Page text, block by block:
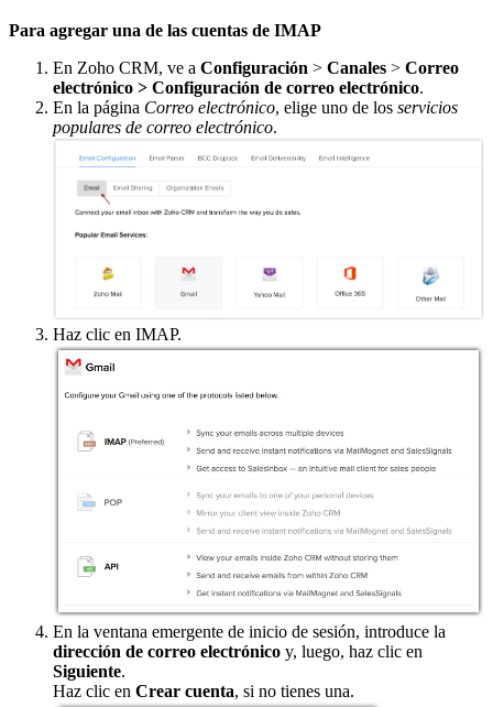
Para agregar una de las cuentas de IMAP
En Zoho CRM, ve a Configuración > Canales > Correo
electrónico > Configuración de correo electrónico.
En la página Correo electrónico, elige uno de los servicios
populares de correo electrónico.
Haz clic en IMAP.
En la ventana emergente de inicio de sesión, introduce la
dirección de correo electrónico y, luego, haz clic en
Siguiente.
Haz clic en Crear cuenta, si no tienes una.